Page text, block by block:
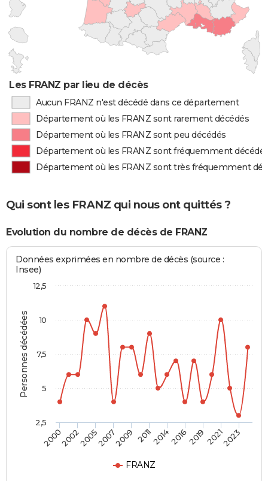
Les FRANZ par lieu de décès
Aucun FRANZ n'est décédé dans ce département
Département où les FRANZ sont rarement décédés
Département où les FRANZ sont peu décédés
Département où les FRANZ sont fréquemment
Département où les FRANZ sont très fréquemment
Qui sont les FRANZ qui nous ont quittés ?
Evolution du nombre de décès de FRANZ
Personnes décédées
Données exprimées en nombre de décès (source :
Insee)
FRANZ
20002002200520072009 201120142016201920212023
2,5
5
7,5
10
12,5